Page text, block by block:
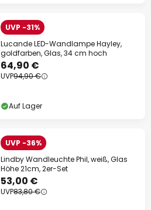
UVP -31%
Lucande LED-Wandlampe Hayley,
goldfarben, Glas, 34 cm hoch
64,90 €
UVP94,90 €
Auf Lager
UVP -36%
Lindby Wandleuchte Phil, weiß, Glas
Höhe 21cm, 2er-Set
53,00 €
UVP83,80 €